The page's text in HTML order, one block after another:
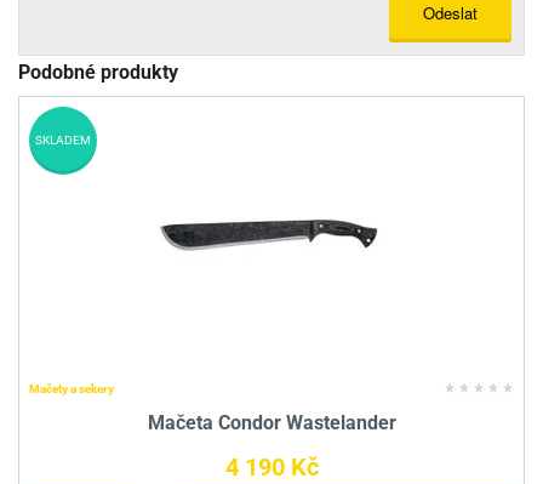
Odeslat
Podobné produkty
Mačety a sekery
Mačeta Condor Wastelander
4 190 Kč
SKLADEM